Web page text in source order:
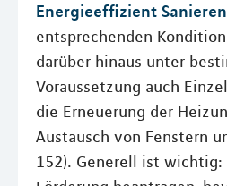
Energieeffizient
entsprechenden
darüber hinaus unter
Voraussetzung auch
die Erneuerung der
Austausch von Fenstern
152). Generell ist